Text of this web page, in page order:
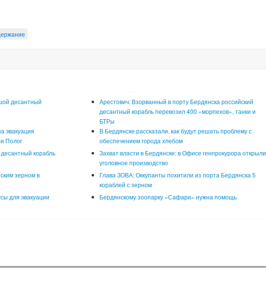
десантный
Арестович: Взорванный в порту Бердянска российский
десантный корабль перевозил 400 «морпехов», танки и
БТРы
эвакуация
Полог
В Бердянске рассказали, как будут решать проблему с
обеспечением города хлебом
корабль
Захват власти в Бердянске: в Офисе генпрокурора открыли
уголовное производство
зерном в
Глава ЗОВА: Оккупанты похитили из порта Бердянска 5
кораблей с зерном
для эвакуации
Бердянскому зоопарку «Сафари» нужна помощь